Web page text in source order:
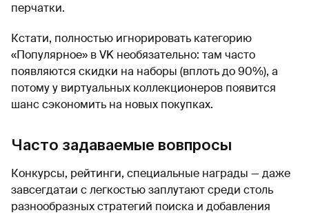
перчатки.
Кстати, полностью игнорировать категорию
«Популярное» в VK необязательно: там часто
появляются скидки на наборы (вплоть до 90%), а
потому у виртуальных коллекционеров появится
шанс сэкономить на новых покупках.
Часто задаваемые вовпросы
Конкурсы, рейтинги, специальные награды — даже
завсегдатаи с легкостью заплутают среди столь
разнообразных стратегий поиска и добавления